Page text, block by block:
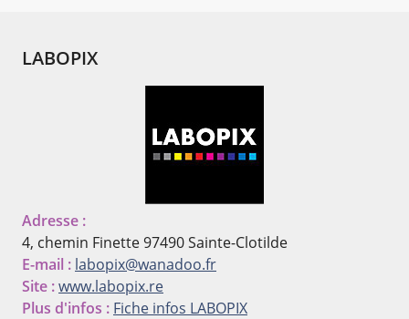
LABOPIX
Adresse :
4, chemin Finette97490 Sainte-Clotilde
E-mail : labopix@wanadoo.fr
Site :www.labopix.re
Plus d'infos : Fiche infos LABOPIX